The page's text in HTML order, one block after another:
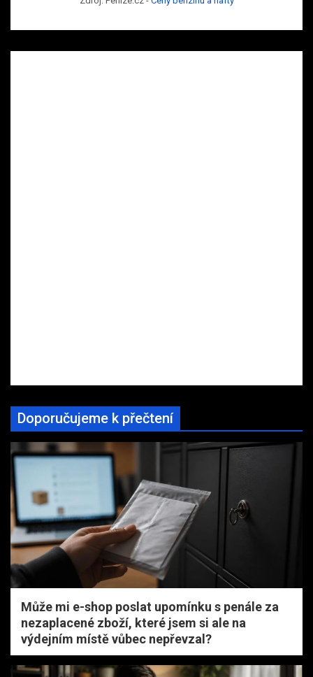
Doporučujeme k přečtení
Může mi e-shop poslat upomínku s penále za
nezaplacené zboží, které jsem si ale na
výdejním místě vůbec nepřevzal?